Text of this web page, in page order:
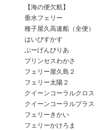
【海の便欠航】
垂水フェリー
種子屋久高速船（全便）
はいびすかす
ぶーげんびりあ
プリンセスわかさ
フェリー屋久島２
フェリー太陽２
クイーンコーラルクロス
クイーンコーラルプラス
フェリーきかい
フェリーかけろま